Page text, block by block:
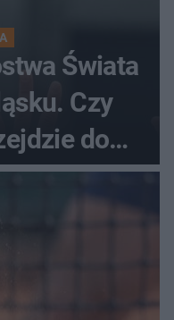
Świata
Czy
do